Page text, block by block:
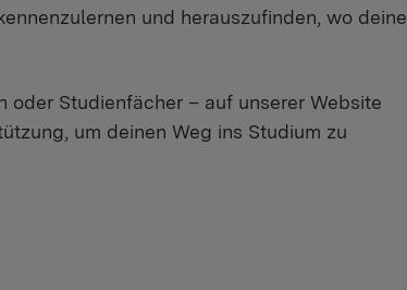
und herauszufinden, wo deine
oder Studienfächer – auf unserer Website
um deinen Weg ins Studium zu